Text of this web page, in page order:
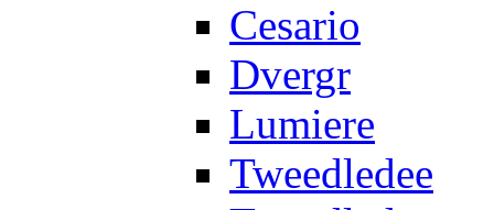
Cesario
Dvergr
Lumiere
Tweedledee